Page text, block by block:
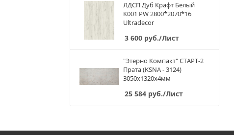
ЛДСП Дуб Крафт Белый
К001 PW 2800*2070*16
Ultradecor
3 600 руб./Лист
"Этерно Компакт" СТАРТ-2
Прата (KSNA - 3124)
3050х1320х4мм
25 584 руб./Лист